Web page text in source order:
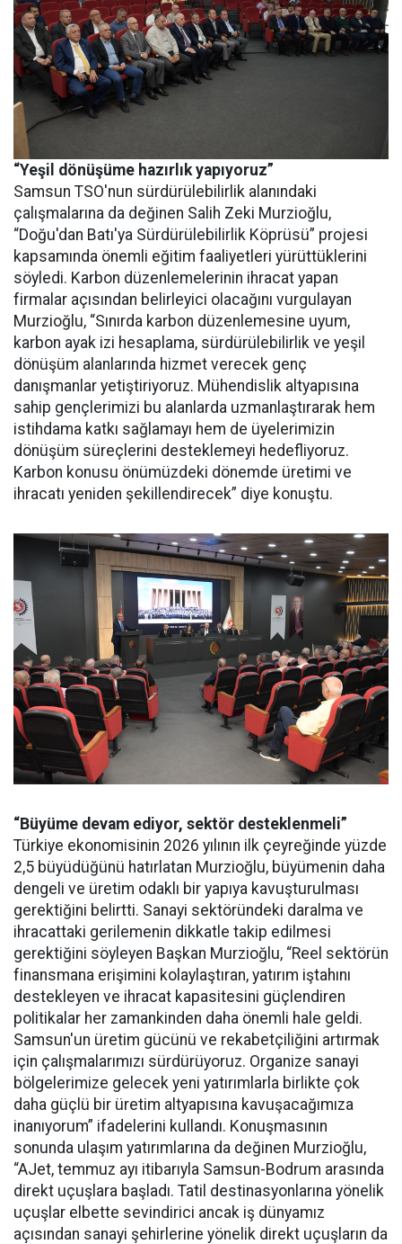
“Yeşil dönüşüme hazırlık yapıyoruz”
Samsun TSO'nun sürdürülebilirlik alanındaki
çalışmalarına da değinen Salih Zeki Murzioğlu,
“Doğu'dan Batı'ya Sürdürülebilirlik Köprüsü” projesi
kapsamında önemli eğitim faaliyetleri yürüttüklerini
söyledi. Karbon düzenlemelerinin ihracat yapan
firmalar açısından belirleyici olacağını vurgulayan
Murzioğlu, “Sınırda karbon düzenlemesine uyum,
karbon ayak izi hesaplama, sürdürülebilirlik ve yeşil
dönüşüm alanlarında hizmet verecek genç
danışmanlar yetiştiriyoruz. Mühendislik altyapısına
sahip gençlerimizi bu alanlarda uzmanlaştırarak hem
istihdama katkı sağlamayı hem de üyelerimizin
dönüşüm süreçlerini desteklemeyi hedefliyoruz.
Karbon konusu önümüzdeki dönemde üretimi ve
ihracatı yeniden şekillendirecek” diye konuştu.
“Büyüme devam ediyor, sektör desteklenmeli”
Türkiye ekonomisinin 2026 yılının ilk çeyreğinde yüzde
2,5 büyüdüğünü hatırlatan Murzioğlu, büyümenin daha
dengeli ve üretim odaklı bir yapıya kavuşturulması
gerektiğini belirtti. Sanayi sektöründeki daralma ve
ihracattaki gerilemenin dikkatle takip edilmesi
gerektiğini söyleyen Başkan Murzioğlu, “Reel sektörün
finansmana erişimini kolaylaştıran, yatırım iştahını
destekleyen ve ihracat kapasitesini güçlendiren
politikalar her zamankinden daha önemli hale geldi.
Samsun'un üretim gücünü ve rekabetçiliğini artırmak
için çalışmalarımızı sürdürüyoruz. Organize sanayi
bölgelerimize gelecek yeni yatırımlarla birlikte çok
daha güçlü bir üretim altyapısına kavuşacağımıza
inanıyorum” ifadelerini kullandı. Konuşmasının
sonunda ulaşım yatırımlarına da değinen Murzioğlu,
“AJet, temmuz ayı itibarıyla Samsun-Bodrum arasında
direkt uçuşlara başladı. Tatil destinasyonlarına yönelik
uçuşlar elbette sevindirici ancak iş dünyamız
açısından sanayi şehirlerine yönelik direkt uçuşların da